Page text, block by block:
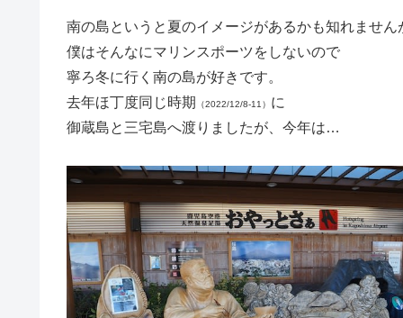
南の島というと夏のイメージがあるかも知れません
僕はそんなにマリンスポーツをしないので
寧ろ冬に行く南の島が好きです。
去年ほ丁度同じ時期
（2022/12/8-11） に
御蔵島と三宅島へ渡りましたが、今年は…